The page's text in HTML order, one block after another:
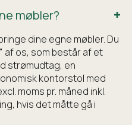
møbler?
dine egne møbler. Du
os, som består af et
strømudtag, en
kontorstol med
moms pr. måned inkl.
hvis det måtte gå i